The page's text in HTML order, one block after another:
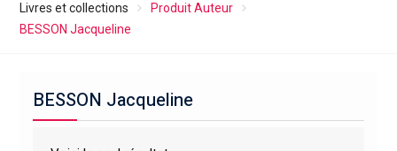
Livres et collections
Produit Auteur
BESSON Jacqueline
BESSON Jacqueline